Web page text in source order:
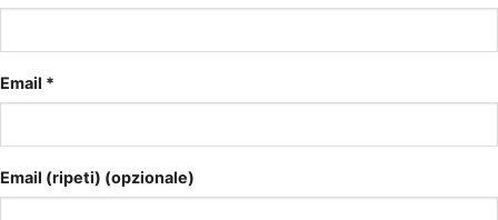
Email *
Email (ripeti) (opzionale)